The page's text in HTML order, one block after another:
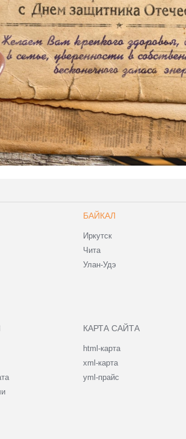
БАЙКАЛ
Иркутск
Чита
Улан-Удэ
КАРТА САЙТА
html-карта
xml-карта
yml-прайс